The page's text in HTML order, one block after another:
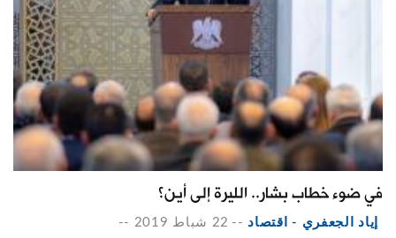
في ضوء خطاب بشار.. الليرة إلى أين؟
إياد الجعفري - اقتصاد -- 22 شباط 2019 --